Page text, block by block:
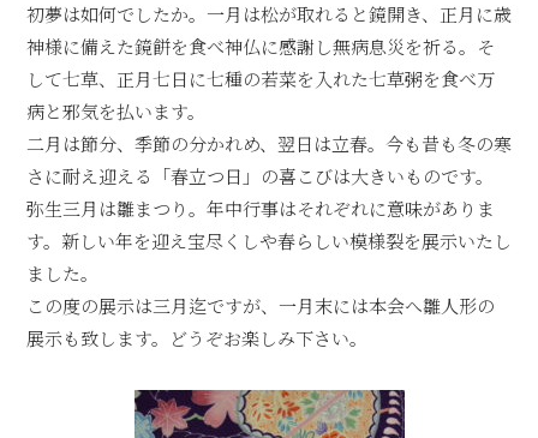
初夢は如何でしたか。一月は松が取れると鏡開き、正月に歳
神様に備えた鏡餅を食べ神仏に感謝し無病息災を祈る。そ
して七草、正月七日に七種の若菜を入れた七草粥を食べ万
病と邪気を払います。
二月は節分、季節の分かれめ、翌日は立春。今も昔も冬の寒
さに耐え迎える「春立つ日」の喜こびは大きいものです。
弥生三月は雛まつり。年中行事はそれぞれに意味がありま
す。新しい年を迎え宝尽くしや春らしい模様裂を展示いたし
ました。
この度の展示は三月迄ですが、一月末には本会へ雛人形の
展示も致します。どうぞお楽しみ下さい。